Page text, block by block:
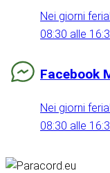
Nei giorni
08:30 alle
Facebook
Nei giorni
08:30 alle